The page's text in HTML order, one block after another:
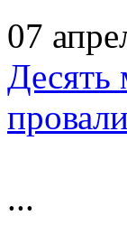
07
Десять
...